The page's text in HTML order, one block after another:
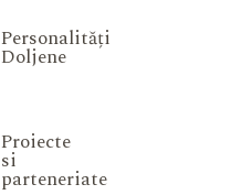
Personalități
Doljene
Proiecte
si
parteneriate